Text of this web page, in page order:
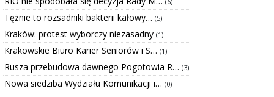
Tężnie to rozsadniki bakterii kałowy… (5)
Kraków: protest wyborczy niezasadny (1)
Krakowskie Biuro Karier Seniorów i S… (1)
Rusza przebudowa dawnego Pogotowia R… (3)
Nowa siedziba Wydziału Komunikacji i… (0)